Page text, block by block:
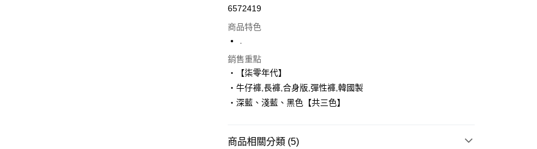
Apple Pay
悠遊付
6572419
商品特色
銷售重點
‧【柒零年代】
‧牛仔褲,長褲,合身版,彈性褲,韓國製
‧深藍、淺藍、黑色【共三色】
商品相關分類 (5)